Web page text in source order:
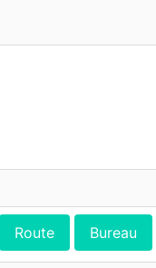
Route Bureau